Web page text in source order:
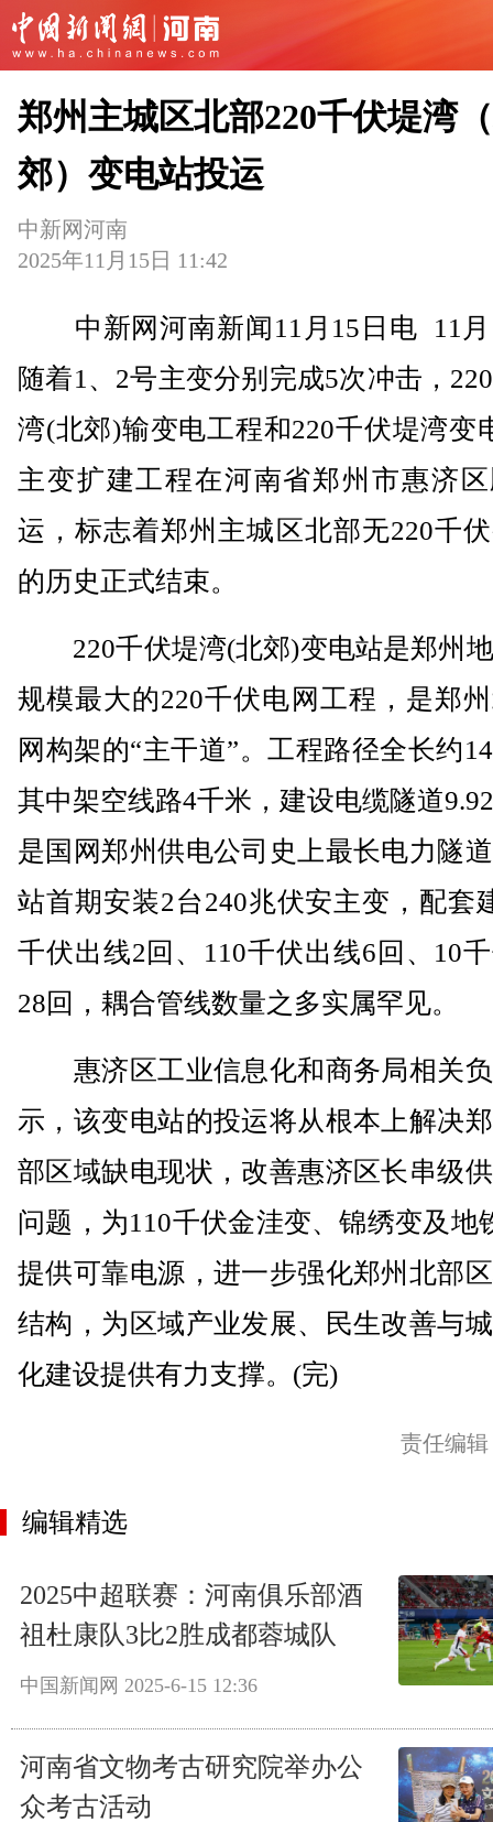
郑州主城区北部220千伏堤湾
郊）变电站投运
中新网河南
2025年11月15日 11:42
中新网河南新闻11月15日电 11月
随着1、2号主变分别完成5次冲击，
湾(北郊)输变电工程和220千伏堤湾变
主变扩建工程在河南省郑州市惠济
运，标志着郑州主城区北部无220千
的历史正式结束。
220千伏堤湾(北郊)变电站是郑州
规模最大的220千伏电网工程，是郑
网构架的“主干道”。工程路径全长约
其中架空线路4千米，建设电缆隧道
是国网郑州供电公司史上最长电力隧
站首期安装2台240兆伏安主变，配套
千伏出线2回、110千伏出线6回、10
28回，耦合管线数量之多实属罕见。
惠济区工业信息化和商务局相关
示，该变电站的投运将从根本上解决
部区域缺电现状，改善惠济区长串级
问题，为110千伏金洼变、锦绣变及地
提供可靠电源，进一步强化郑州北部
结构，为区域产业发展、民生改善与
化建设提供有力支撑。(完)
责任编
编辑精选
2025中超联赛：河南俱乐部酒
祖杜康队3比2胜成都蓉城队
中国新闻网 2025-6-15 12:36
河南省文物考古研究院举办公
众考古活动